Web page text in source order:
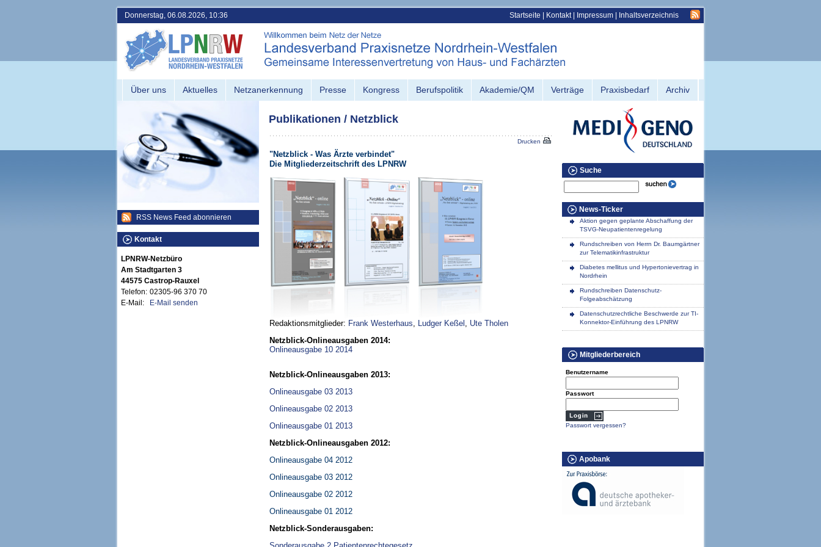
Donnerstag, 06.08.2026, 10:36 Startseite Kontakt| Impressum Inhaltsverzeichnis
Über uns Aktuelles Netzanerkennung Presse Kongress Berufspolitik Akademie/QM Verträge Praxisbedarf Archiv
RSS News Feed abonnieren
Kontakt
LPNRW-Netzbüro
Am Stadtgarten 3
44575 Castrop-Rauxel
Telefon: 02305-96 370 70
E-Mail:
E-Mail senden
Publikationen / Netzblick
Drucken
"Netzblick - Was Ärzte verbindet"
Die Mitgliederzeitschrift des LPNRW
Redaktionsmitglieder: Frank Westerhaus, Ludger Keßel , Ute Tholen
Netzblick-Onlineausgaben 2014:
Onlineausgabe 10 2014
Netzblick-Onlineausgaben 2013:
Onlineausgabe 03 2013
Onlineausgabe 02 2013
Onlineausgabe 01 2013
Netzblick-Onlineausgaben 2012:
Onlineausgabe 04 2012
Onlineausgabe 03 2012
Onlineausgabe 02 2012
Onlineausgabe 01 2012
Netzblick-Sonderausgaben:
Suche
News-Ticker
Aktion gegen geplante Abschaffung der
TSVG-Neupatientenregelung
Rundschreiben von Herrn Dr. Baumgärtner
zur Telematikinfrastruktur
Diabetes mellitus und Hypertonievertrag in
Nordrhein
Rundschreiben Datenschutz-
Folgeabschätzung
Datenschutzrechtliche Beschwerde zur TI-
Konnektor-Einführung des LPNRW
Mitgliederbereich
Benutzername
Passwort
Passwort vergessen?
Apobank